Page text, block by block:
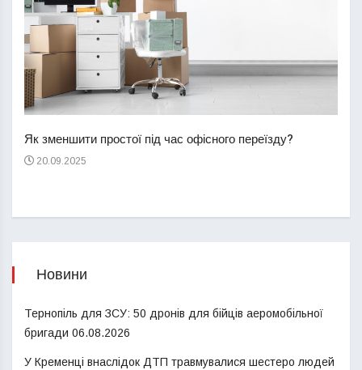
Як зменшити простої під час офісного переїзду?
20.09.2025
Новини
Тернопіль для ЗСУ: 50 дронів для бійців аеромобільної
бригади 06.08.2026
У Кременці внаслідок ДТП травмувалися шестеро людей